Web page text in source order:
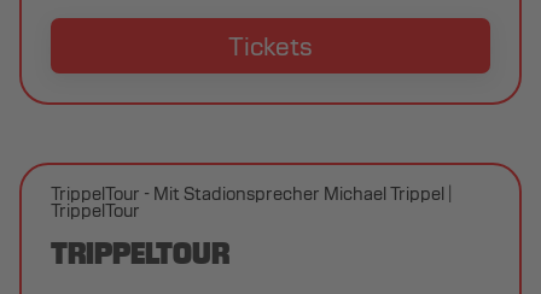
Tickets
TrippelTour - Mit Stadionsprecher Michael Trippel
TrippelTour
TRIPPELTOUR